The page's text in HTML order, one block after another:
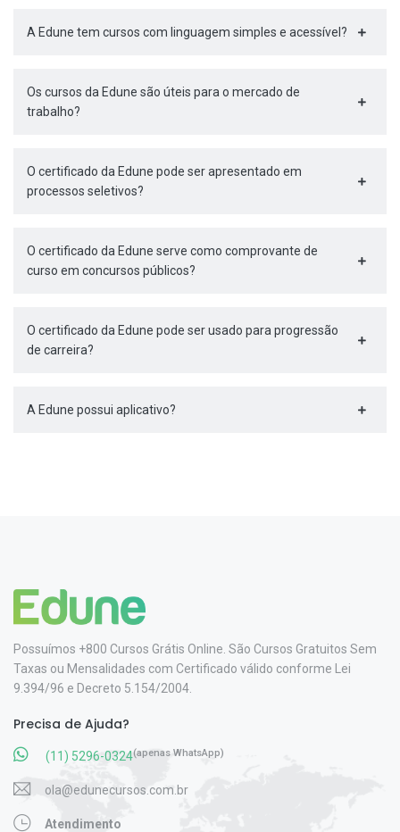
A Edune tem cursos com linguagem simples e acessível?
Os cursos da Edune são úteis para o mercado de
trabalho?
O certificado da Edune pode ser apresentado em
processos seletivos?
O certificado da Edune serve como comprovante de
curso em concursos públicos?
O certificado da Edune pode ser usado para progressão
de carreira?
A Edune possui aplicativo?
Possuímos +800 Cursos Grátis Online. São Cursos Gratuitos Sem
Taxas ou Mensalidades com Certificado válido conforme Lei
9.394/96 e Decreto 5.154/2004.
Precisa de Ajuda?
(11) 5296-0324(apenas WhatsApp)
ola@edunecursos.com.br
Atendimento